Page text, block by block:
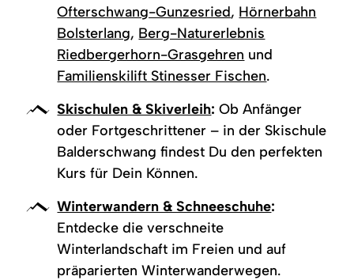
Ofterschwang-Gunzesried, Hörnerbahn
Bolsterlang, Berg-Naturerlebnis
Riedbergerhorn-Grasgehren und
Familienskilift Stinesser Fischen.
Skischulen & Skiverleih: Ob Anfänger
oder Fortgeschrittener – in der Skischule
Balderschwang findest Du den perfekten
Kurs für Dein Können.
Winterwandern & Schneeschuhe:
Entdecke die verschneite
Winterlandschaft im Freien und auf
präparierten Winterwanderwegen.